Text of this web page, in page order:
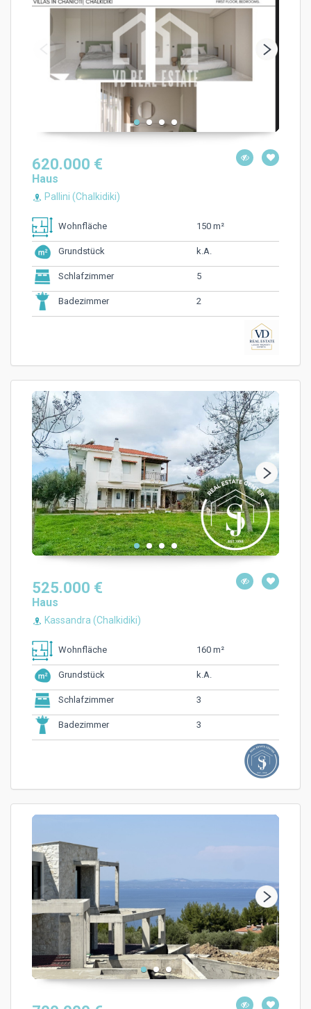
620.000 €
Haus
Pallini (Chalkidiki)
Wohnfläche 150 m²
Grundstück k.A.
Schlafzimmer 5
Badezimmer 2
525.000 €
Haus
Kassandra (Chalkidiki)
Wohnfläche 160 m²
Grundstück k.A.
Schlafzimmer 3
Badezimmer 3